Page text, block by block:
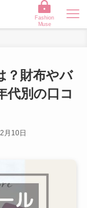
Fashion
Muse
？財布やバ
代別の口コ
月10日